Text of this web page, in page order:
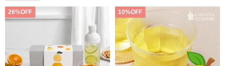
26%OFF 10%OFF